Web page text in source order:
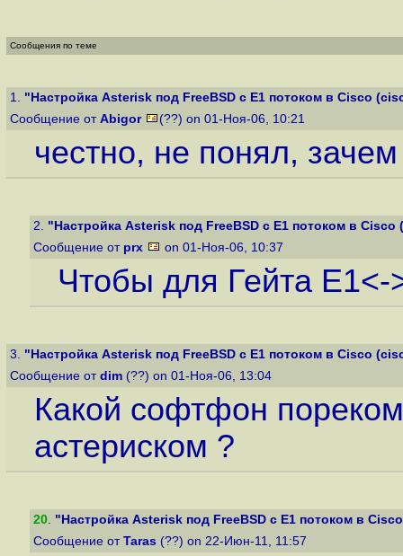
Сообщения по теме
1. "Настройка Asterisk под FreeBSD с E1 потоком в Cisco
Сообщение от Abigor (??) on 01-Ноя-06, 10:21
честно, не понял,
2. "Настройка Asterisk под FreeBSD с E1 потоком в Cisco
Сообщение от prx on 01-Ноя-06, 10:37
Чтобы для Гейта E1<-
3. "Настройка Asterisk под FreeBSD с E1 потоком в Cisco
Сообщение от dim (??) on 01-Ноя-06, 13:04
Какой софтфон
астериском ?
20. "Настройка Asterisk под FreeBSD с E1 потоком в
Сообщение от Taras (??) on 22-Июн-11, 11:57